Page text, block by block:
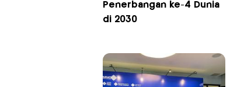
Penerbangan ke-4 Dunia
di 2030